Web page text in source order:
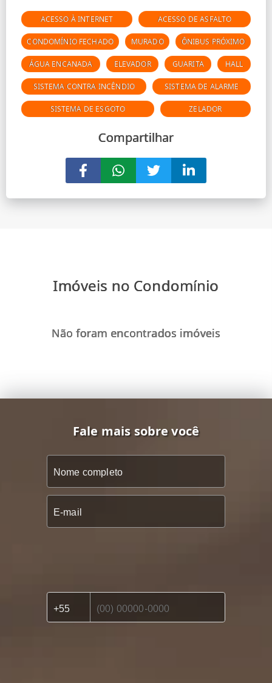
ACESSO À INTERNET ACESSO DE ASFALTO
CONDOMÍNIO FECHADO MURADO ÔNIBUS PRÓXIMO
ÁGUA ENCANADA ELEVADOR GUARITA HALL
SISTEMA CONTRA INCÊNDIO SISTEMA DE ALARME
SISTEMA DE ESGOTO ZELADOR
Compartilhar
Imóveis no Condomínio
Não foram encontrados imóveis
Fale mais sobre você